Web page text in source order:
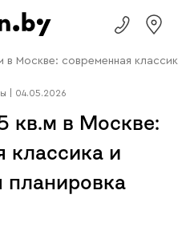
в Москве: современная
04.05.2026
кв.м в Москве:
классика и
планировка